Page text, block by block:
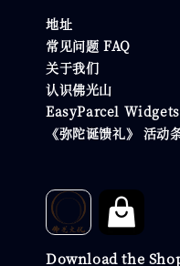
地址
常见问题 FAQ
关于我们
认识佛光山
EasyParcel Widgets
《弥陀诞馈礼》 活动
Download the